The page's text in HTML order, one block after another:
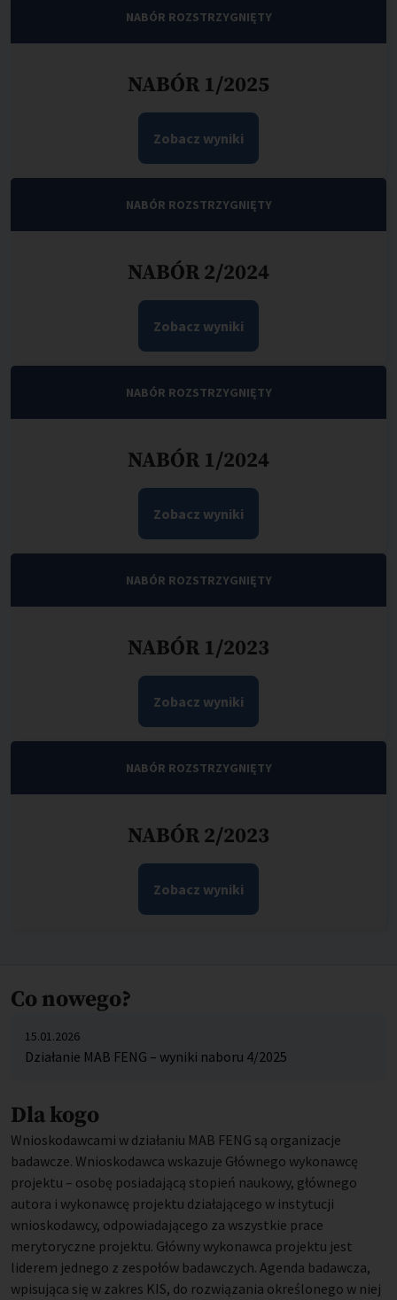
NABÓR ROZSTRZYGNIĘTY
NABÓR 1/2025
Zobacz wyniki
NABÓR ROZSTRZYGNIĘTY
NABÓR 2/2024
Zobacz wyniki
NABÓR ROZSTRZYGNIĘTY
NABÓR 1/2024
Zobacz wyniki
NABÓR ROZSTRZYGNIĘTY
NABÓR 1/2023
Zobacz wyniki
NABÓR ROZSTRZYGNIĘTY
NABÓR 2/2023
Zobacz wyniki
Co nowego?
15.01.2026
Działanie MAB FENG – wyniki naboru 4/2025
Dla kogo
Wnioskodawcami w działaniu MAB FENG są organizacje
badawcze. Wnioskodawca wskazuje Głównego wykonawcę
projektu – osobę posiadającą stopień naukowy, głównego
autora i wykonawcę projektu działającego w instytucji
wnioskodawcy, odpowiadającego za wszystkie prace
merytoryczne projektu. Główny wykonawca projektu jest
liderem jednego z zespołów badawczych. Agenda badawcza,
wpisująca się w zakres KIS, do rozwiązania określonego w niej